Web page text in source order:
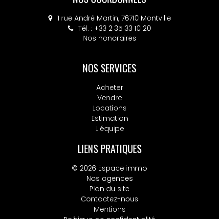
1 rue André Martin, 76710 Montville
Tél. : +33 2 35 33 10 20
Nos honoraires
NOS SERVICES
Acheter
Vendre
Locations
Estimation
L'équipe
LIENS PRATIQUES
© 2026 Espace immo
Nos agences
Plan du site
Contactez-nous
Mentions